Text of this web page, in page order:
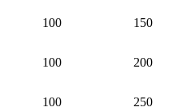
100 150
100 200
100 250